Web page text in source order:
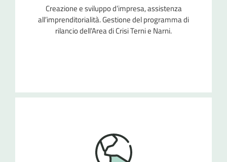
Creazione e sviluppo d’impresa, assistenza
all’imprenditorialità. Gestione del programma di
rilancio dell’Area di Crisi Terni e Narni.